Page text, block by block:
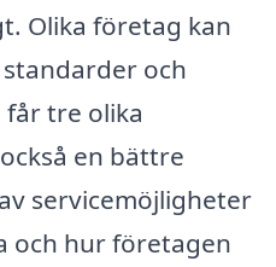
Olika företag kan
och
tre olika
en bättre
servicemöjligheter
och hur företagen